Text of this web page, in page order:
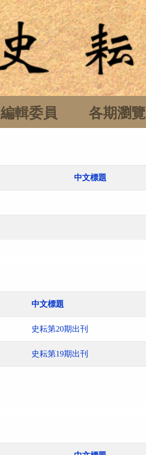
編輯委員 各期瀏覽
中文標題
中文標題
史耘第20期出刊
史耘第19期出刊